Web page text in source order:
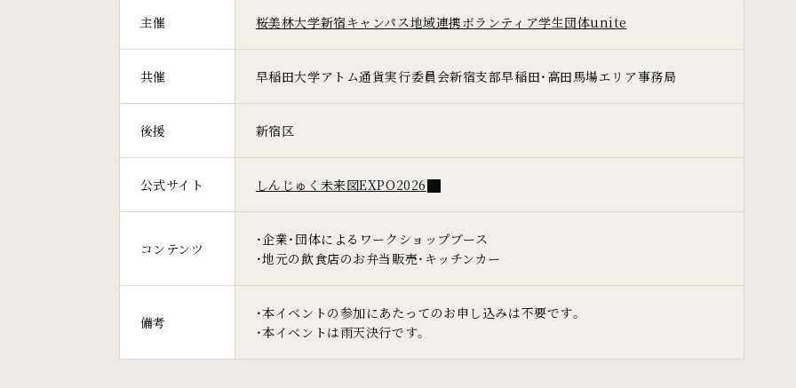
主催 桜美林大学新宿キャンパス地域連携ボランティア学生団体unite
共催 早稲田大学アトム通貨実行委員会新宿支部早稲田・高田馬場エリア事務局
後援 新宿区
公式サイト しんじゅく未来図EXPO2026
コンテンツ
・企業・団体によるワークショップブース
・地元の飲食店のお弁当販売・キッチンカー
備考
・本イベントの参加にあたってのお申し込みは不要です。
・本イベントは雨天決行です。